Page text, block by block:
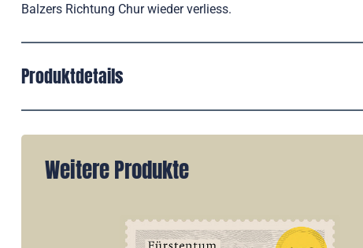
Balzers Richtung Chur wieder verliess.
Produktdetails
Weitere Produkte